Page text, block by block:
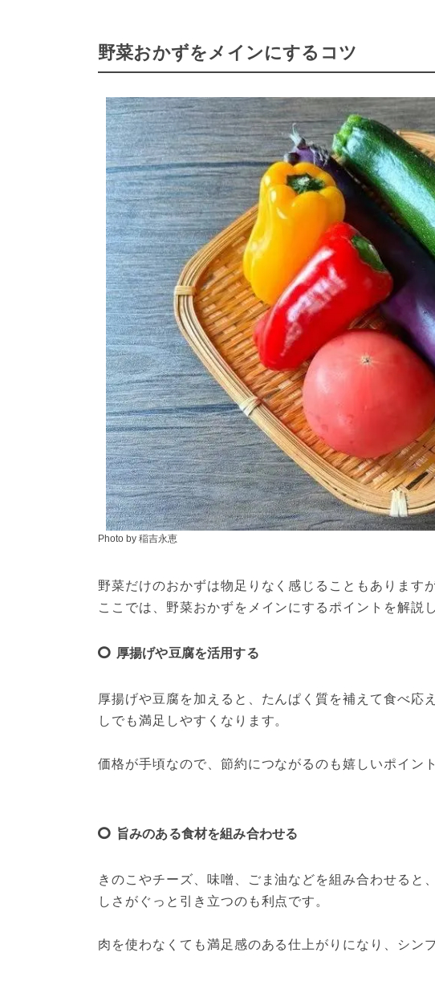
野菜おかずをメインにするコツ
Photo by 稲吉永恵
野菜だけのおかずは物足りなく感じることもあります
ここでは、野菜おかずをメインにするポイントを解説
厚揚げや豆腐を活用する
厚揚げや豆腐を加えると、たんぱく質を補えて食べ応
しでも満足しやすくなります。
価格が手頃なので、節約につながるのも嬉しいポイン
旨みのある食材を組み合わせる
きのこやチーズ、味噌、ごま油などを組み合わせると
しさがぐっと引き立つのも利点です。
肉を使わなくても満足感のある仕上がりになり、シン